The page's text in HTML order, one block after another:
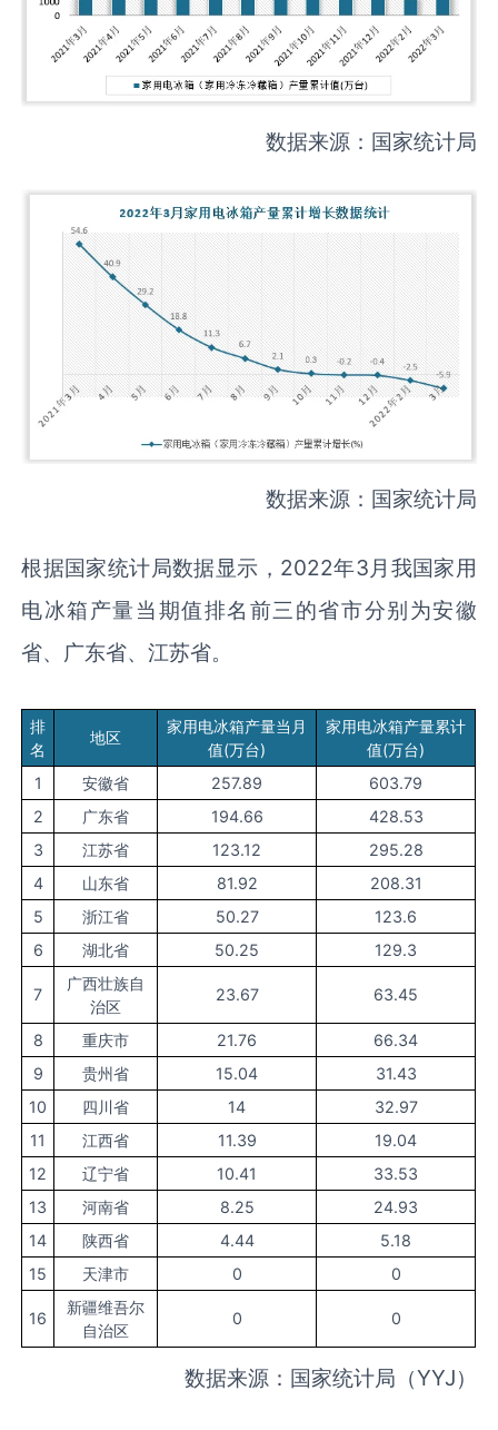
数据来源：国家统计局
数据来源：国家统计局
根据国家统计局数据显示，2022年3月我国家用
电冰箱产量当期值排名前三的省市分别为安徽
省、广东省、江苏省。
排
名
地区
家用电冰箱产量当月
值(万台)
家用电冰箱产量累计
值(万台)
1
安徽省 257.89
603.79
2
广东省 194.66
428.53
3
江苏省 123.12
295.28
4
山东省 81.92
208.31
5
浙江省 50.27
123.6
6
湖北省 50.25 129.3
7
广西壮族自
治区
23.67 63.45
8 重庆市 21.76
66.34
9
贵州省 15.04
31.43
10
四川省 14
32.97
11
江西省 11.39
19.04
12
辽宁省 10.41
33.53
13
河南省 8.25
24.93
14
陕西省 4.44
5.18
15
天津市 0 0
16
新疆维吾尔
自治区
0 0
数据来源：国家统计局（YYJ）